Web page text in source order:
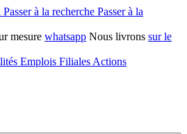
Passer à la recherche Passer à la
mesure whatsapp Nous livrons sur le
Emplois Filiales Actions